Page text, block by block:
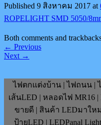
Published 9 สิงหาคม 2017 at
ROPELIGHT SMD 5050/
Both comments and
← Previous
Next →
ไฟตกแต่งบ้าน | ไฟถนน |
เส้นLED | หลอดไฟ MR16 |
ขายดี | สินค้า LEDมาให
ป้ายLED | LEDPanal